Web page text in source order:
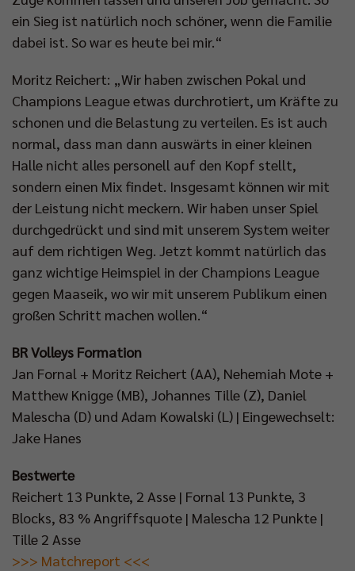
ein Sieg ist natürlich noch schöner, wenn die Familie
dabei ist. So war es heute bei mir.“
Moritz Reichert: „Wir haben zwischen Pokal und
Champions League etwas durchrotiert, um Kräfte zu
schonen und die Belastung zu verteilen. Es ist auch
normal, dass man dann auswärts in einer kleinen
Halle nicht alles personell auf den Kopf stellt,
sondern einen Mix findet. Insgesamt können wir mit
der Leistung nicht meckern. Wir haben unser Spiel
durchgedrückt und sind mit unserem System weiter
auf dem richtigen Weg. Jetzt kommt natürlich das
ganz wichtige Heimspiel in der Champions League
gegen Maaseik, wo wir mit unserem Publikum einen
großen Schritt machen wollen.“
BR Volleys Formation
Jan Fornal + Moritz Reichert (AA), Nehemiah Mote +
Matthew Knigge (MB), Johannes Tille (Z), Daniel
Malescha (D) und Adam Kowalski (L) | Eingewechselt:
Jake Hanes
Bestwerte
Reichert 13 Punkte, 2 Asse | Fornal 13 Punkte, 3
Blocks, 83 % Angriffsquote | Malescha 12 Punkte |
Tille 2 Asse
>>> Matchreport <<<